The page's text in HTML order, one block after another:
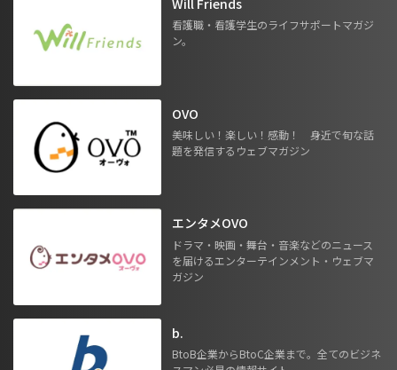
Will Friends
看護職・看護学生のライフサポートマガジ
ン。
OVO
美味しい！楽しい！感動！ 身近で旬な話
題を発信するウェブマガジン
エンタメOVO
ドラマ・映画・舞台・音楽などのニュース
を届けるエンターテインメント・ウェブマ
ガジン
b.
BtoB企業からBtoC企業まで。全てのビジネ